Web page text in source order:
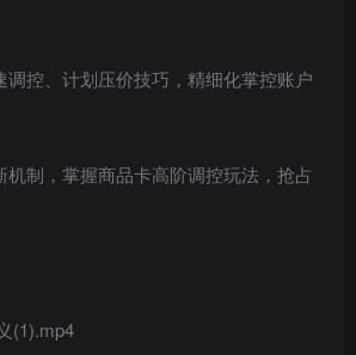
调控、计划压价技巧，精细化掌控账户
机制，掌握商品卡高阶调控玩法，抢占
(1).mp4